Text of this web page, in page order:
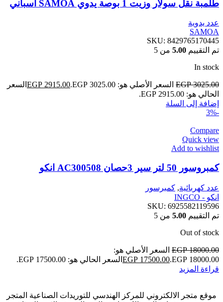
طلمبة نقل سولار وزيت 1 بوصة يدوي SAMOA اسباني
عدد يدوية
SAMOA
SKU: 8429765170445
تم التقييم 5.00 من 5
In stock
EGP3025.00 السعر الأصلي هو: EGP 3025.00. EGP 2915.00
السعر
الحالي هو: EGP 2915.00.
إضافة إلى السلة
-3%
Compare
Quick view
Add to wishlist
كمبروسور 50 لتر سير 3حصان AC300508 انكو
عدد كهربائية, كمبرسور
انكو - INGCO
SKU: 6925582119596
تم التقييم 5.00 من 5
Out of stock
EGP18000.00
السعر الأصلي هو:
EGP 18000.00.
EGP 17500.00
السعر الحالي هو: EGP 17500.00.
قراءة المزيد
موقع متجر الالكتروني للمركز الهندسي للتوريدات الصناعية المتجر